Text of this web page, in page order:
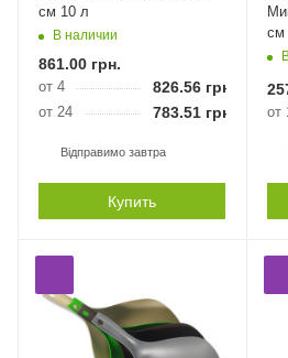
см 10 л
В наличии
861.00 грн.
от 4 826.56 грн.
от 24 783.51 грн.
Відправимо завтра
Купить
см
от